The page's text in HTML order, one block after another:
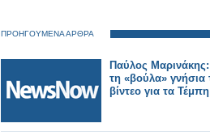
ΠΡΟΗΓΟΥΜΕΝΑ ΑΡΘΡΑ
Παύλος
τη «βούλα» γνήσια
βίντεο για τα Τέμπη